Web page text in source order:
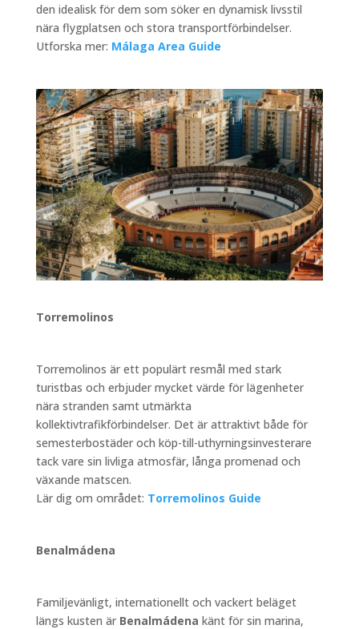
den idealisk för dem som söker en dynamisk livsstil
nära flygplatsen och stora transportförbindelser.
Utforska mer: Málaga Area Guide
Torremolinos
Torremolinos är ett populärt resmål med stark
turistbas och erbjuder mycket värde för lägenheter
nära stranden samt utmärkta
kollektivtrafikförbindelser. Det är attraktivt både för
semesterbostäder och köp-till-uthyrningsinvesterare
tack vare sin livliga atmosfär, långa promenad och
växande matscen.
Lär dig om området: Torremolinos Guide
Benalmádena
Familjevänligt, internationellt och vackert beläget
längs kusten är Benalmádena känt för sin marina,